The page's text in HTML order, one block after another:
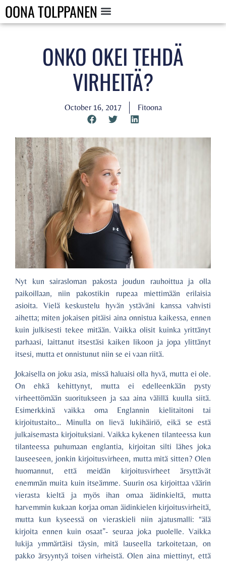
OONA TOLPPANEN
ONKO OKEI TEHDÄ
VIRHEITÄ?
October 16, 2017 Fitoona
Nyt kun sairasloman pakosta joudun rauhoittua ja olla
paikoillaan, niin pakostikin rupeaa miettimään erilaisia
asioita. Vielä keskustelu hyvän ystäväni kanssa vahvisti
aihetta; miten jokaisen pitäisi aina onnistua kaikessa, ennen
kuin julkisesti tekee mitään. Vaikka olisit kuinka yrittänyt
parhaasi, laittanut itsestäsi kaiken likoon ja jopa ylittänyt
itsesi, mutta et onnistunut niin se ei vaan riitä.
Jokaisella on joku asia, missä haluaisi olla hyvä, mutta ei ole.
On ehkä kehittynyt, mutta ei edelleenkään pysty
virheettömään suoritukseen ja saa aina välillä kuulla siitä.
Esimerkkinä vaikka oma Englannin kielitaitoni tai
kirjoitustaito… Minulla on lievä lukihäiriö, eikä se estä
julkaisemasta kirjoituksiani. Vaikka kykenen tilanteessa kun
tilanteessa puhumaan englantia, kirjoitan silti lähes joka
lauseeseen, jonkin kirjoitusvirheen, mutta mitä sitten? Olen
huomannut, että meidän kirjoitusvirheet ärsyttävät
enemmän muita kuin itseämme. Suurin osa kirjoittaa väärin
vierasta kieltä ja myös ihan omaa äidinkieltä, mutta
harvemmin kukaan korjaa oman äidinkielen kirjoitusvirheitä,
mutta kun kyseessä on vieraskieli niin ajatusmalli: “älä
kirjoita ennen kuin osaat”- seuraa joka puolelle. Vaikka
lukija ymmärtäisi täysin, mitä lauseella tarkoitetaan, on
pakko ärsyyntyä toisen virheistä. Olen aina miettinyt, että